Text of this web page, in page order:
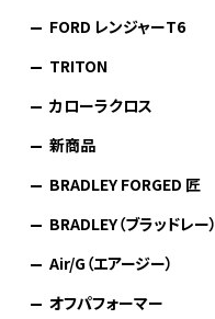
FORD レンジャーT6
TRITON
カローラクロス
新商品
BRADLEY FORGED 匠
BRADLEY（ブラッドレー）
Air/G（エアージー）
オフパフォーマー